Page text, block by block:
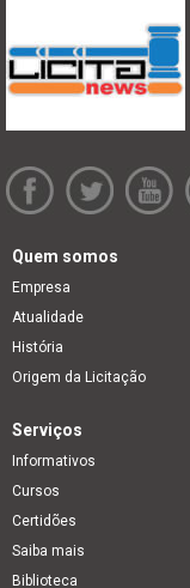
Quem somos
Empresa
Atualidade
História
Origem da Licitação
Serviços
Informativos
Cursos
Certidões
Saiba mais
Biblioteca